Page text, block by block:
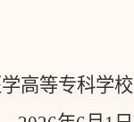
高等专科学校